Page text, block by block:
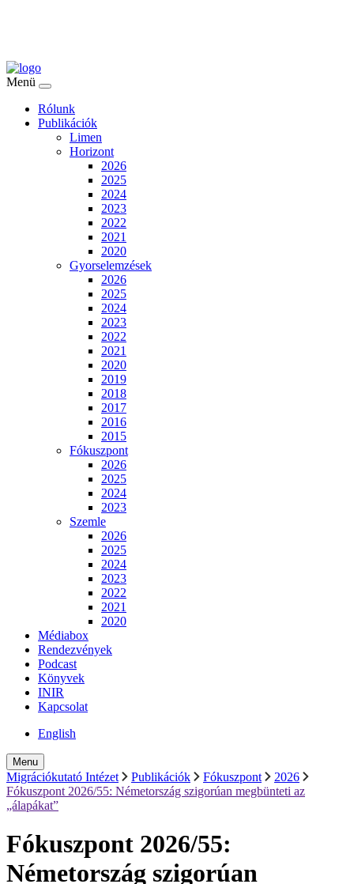
Menü
Rólunk
Publikációk
Limen
Horizont
2026
2025
2024
2023
2022
2021
2020
Gyorselemzések
2026
2025
2024
2023
2022
2021
2020
2019
2018
2017
2016
2015
Fókuszpont
2026
2025
2024
2023
Szemle
2026
2025
2024
2023
2022
2021
2020
Médiabox
Rendezvények
Podcast
Könyvek
INIR
Kapcsolat
English
Menu
Migrációkutató Intézet Publikációk Fókuszpont
2026
Fókuszpont 2026/55: Németország szigorúan megbünteti az
„álapákat”
Fókuszpont 2026/55:
Németország szigorúan